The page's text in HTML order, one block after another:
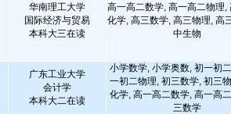
华南理工大学
国际经济与贸易
本科大三在读
高一高二数学, 高一高二物理,
化学, 高三数学, 高三物理, 高
中生物
广东工业大学
会计学
本科大二在读
小学数学, 小学奥数, 初一初
一初二物理, 初三数学, 初三
化学, 高一高二数学, 高一高
三数学